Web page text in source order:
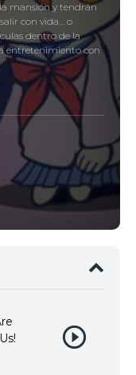
mansión y tendrán
con vida… o
dentro de la
entretenimiento con